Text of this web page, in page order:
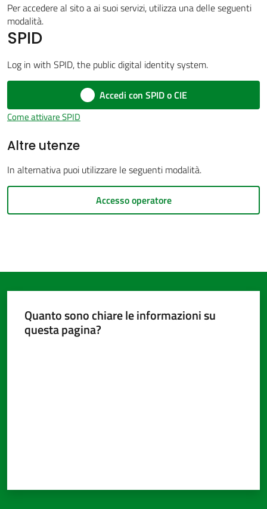
Amministrazione
trasparente
Menu selezionato
Tutti
argomenti...
Seguici
su
Per accedere al sito a ai suoi servizi, utilizza una delle seguenti
modalità.
SPID
Log in with SPID, the public digital identity system.
Accedi con SPID o CIE
Come attivare SPID
Altre utenze
In alternativa puoi utilizzare le seguenti modalità.
Accesso operatore
Quanto sono chiare le informazioni su
questa pagina?